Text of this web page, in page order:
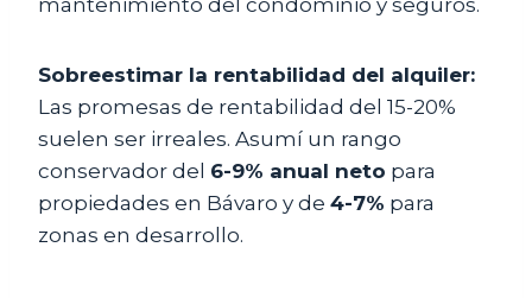
mantenimiento del condominio y seguros.
Sobreestimar la rentabilidad del alquiler:
Las promesas de rentabilidad del 15-20%
suelen ser irreales. Asumí un rango
conservador del 6-9% anual neto para
propiedades en Bávaro y de 4-7% para
zonas en desarrollo.